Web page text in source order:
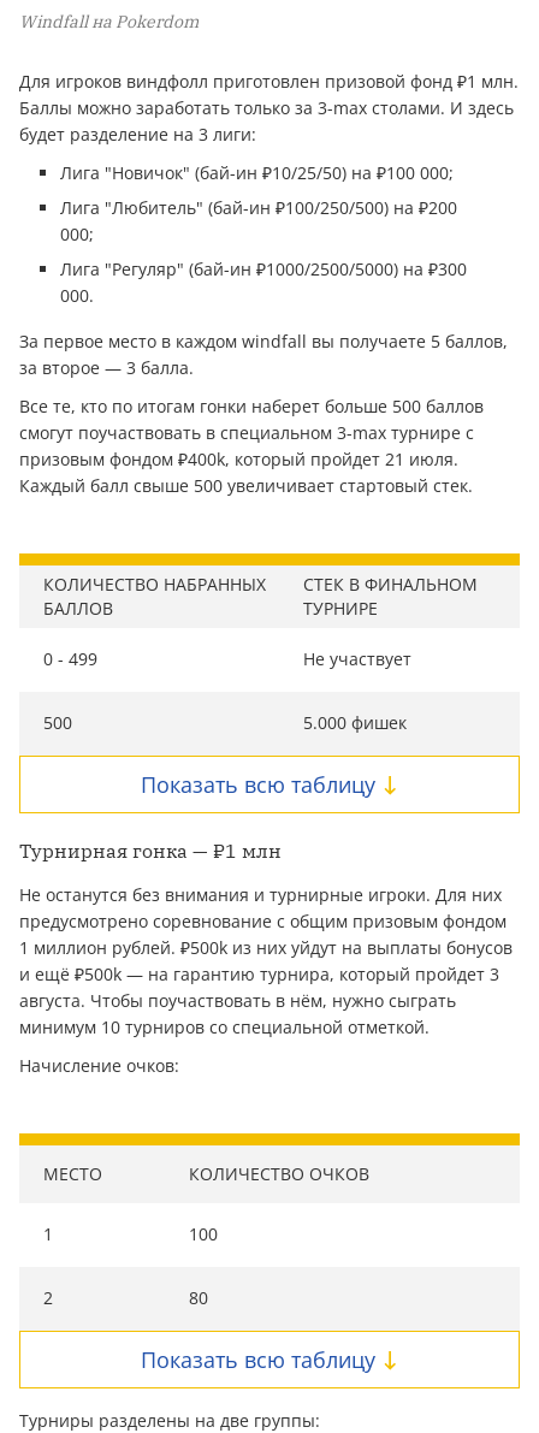
Windfall на Pokerdom
Для игроков виндфолл приготовлен призовой фонд ₽1 млн.
Баллы можно заработать только за 3-max столами. И здесь
будет разделение на 3 лиги:
Лига "Новичок" (бай-ин ₽10/25/50) на ₽100 000;
Лига "Любитель" (бай-ин ₽100/250/500) на ₽200
000;
Лига "Регуляр" (бай-ин ₽1000/2500/5000) на ₽300
000.
За первое место в каждом windfall вы получаете 5 баллов,
за второе — 3 балла.
Все те, кто по итогам гонки наберет больше 500 баллов
смогут поучаствовать в специальном 3-max турнире с
призовым фондом ₽400k, который пройдет 21 июля.
Каждый балл свыше 500 увеличивает стартовый стек.
КОЛИЧЕСТВО НАБРАННЫХ
БАЛЛОВ
СТЕК В ФИНАЛЬНОМ
ТУРНИРЕ
0 - 499 Не участвует
500 5.000 фишек
Показать всю таблицу
Турнирная гонка — ₽1 млн
Не останутся без внимания и турнирные игроки. Для них
предусмотрено соревнование с общим призовым фондом
1 миллион рублей. ₽500k из них уйдут на выплаты бонусов
и ещё ₽500k — на гарантию турнира, который пройдет 3
августа. Чтобы поучаствовать в нём, нужно сыграть
минимум 10 турниров со специальной отметкой.
Начисление очков:
МЕСТО КОЛИЧЕСТВО ОЧКОВ
1 100
2 80
Показать всю таблицу
Турниры разделены на две группы: